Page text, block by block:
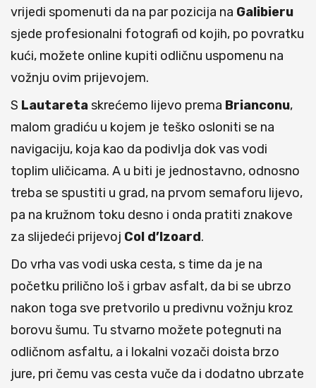
vrijedi spomenuti da na par pozicija na Galibieru
sjede profesionalni fotografi od kojih, po povratku
kući, možete online kupiti odličnu uspomenu na
vožnju ovim prijevojem.
S Lautaretaskrećemo lijevo prema Brianconu,
malom gradiću u kojem je teško osloniti se na
navigaciju, koja kao da podivlja dok vas vodi
toplim uličicama. A u biti je jednostavno, odnosno
treba se spustiti u grad, na prvom semaforu lijevo,
pa na kružnom toku desno i onda pratiti znakove
za slijedeći prijevoj Col d’Izoard.
Do vrha vas vodi uska cesta, s time da je na
početku prilično loš i grbav asfalt, da bi se ubrzo
nakon toga sve pretvorilo u predivnu vožnju kroz
borovu šumu. Tu stvarno možete potegnuti na
odličnom asfaltu, a i lokalni vozači doista brzo
jure, pri čemu vas cesta vuče da i dodatno ubrzate